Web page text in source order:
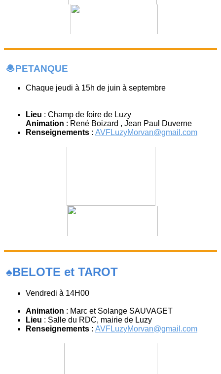
🧆PETANQUE
Chaque jeudi à 15h de juin à septembre
Lieu : Champ de foire de Luzy
Animation : René Boizard , Jean Paul Duverne
Renseignements : AVFLuzyMorvan@gmail.com
♠️BELOTE et TAROT
Vendredi à 14H00
Animation : Marc et Solange SAUVAGET
Lieu : Salle du RDC, mairie de Luzy
Renseignements : AVFLuzyMorvan@gmail.com